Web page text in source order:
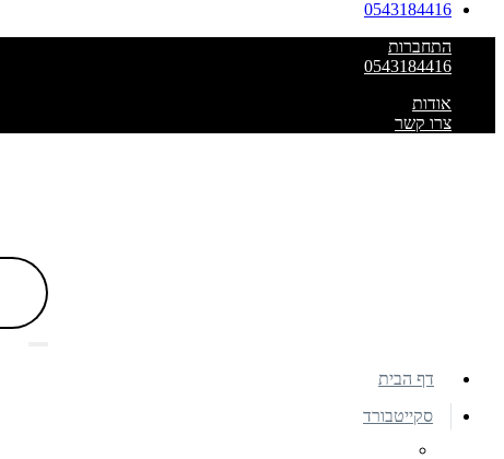
0543184416
התחברות
0543184416
אודות
צרו קשר
דף הבית
סקייטבורד